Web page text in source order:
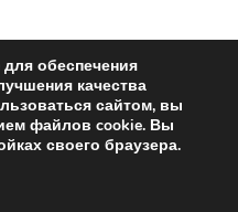
турбины
турбин
соглашение
обеспечения
качества
сайтом, вы
файлов cookie. Вы
своего браузера.